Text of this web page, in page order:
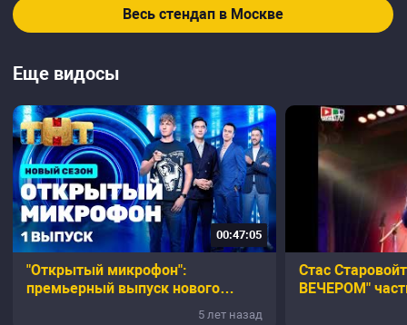
Весь стендап в Москве
Еще видосы
00:47:05
"Открытый микрофон":
премьерный выпуск нового
5 лет назад
Стас
ВЕЧЕРОМ"